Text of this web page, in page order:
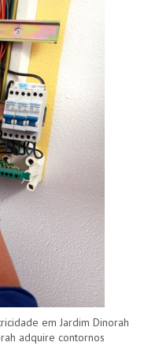
em Jardim Dinorah
adquire contornos